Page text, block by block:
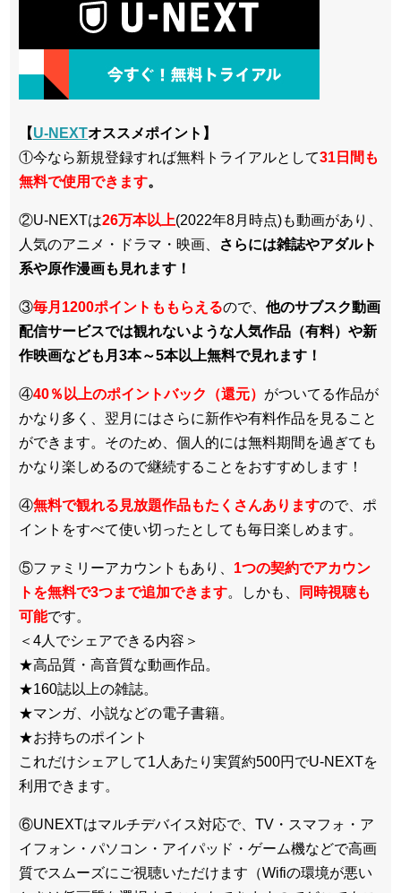
【U-NEXTオススメポイント】
①今なら新規登録すれば無料トライアルとして31日間も
無料で使用できます。
②U-NEXTは26万本以上(2022年8月時点)も動画があり、
人気のアニメ・ドラマ・映画、
さらには雑誌やアダルト
系や原作漫画も見れます！
③毎月1200ポイントももらえるので、 他のサブスク動画
配信サービスでは観れないような人気作品（有料）や新
作映画なども月3本～5本以上無料で見れます！
④40％以上のポイントバック（還元） がついてる作品が
かなり多く、翌月にはさらに新作や有料作品を見ること
ができます。そのため、個人的には無料期間を過ぎても
かなり楽しめるので継続することをおすすめします！
④無料で観れる見放題作品もたくさんありますので、ポ
イントをすべて使い切ったとしても毎日楽しめます。
⑤ファミリーアカウントもあり、 1つの契約でアカウン
トを無料で3つまで追加できます。しかも、
同時視聴も
可能です。
＜4人でシェアできる内容＞
★高品質・高音質な動画作品。
★160誌以上の雑誌。
★マンガ、小説などの電子書籍。
★お持ちのポイント
これだけシェアして1人あたり実質約500円でU-NEXTを
利用できます。
⑥UNEXTはマルチデバイス対応で、TV・スマフォ・ア
イフォン・パソコン・アイパッド・ゲーム機などで高画
質でスムーズにご視聴いただけます（Wifiの環境が悪い